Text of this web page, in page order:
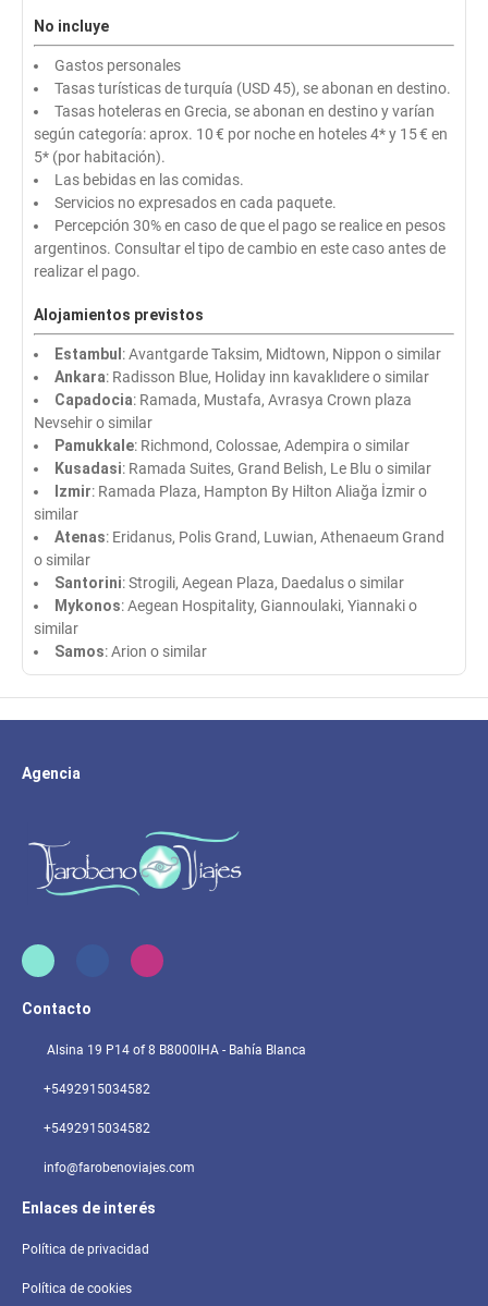
No incluye
Gastos personales
Tasas turísticas de turquía (USD 45), se abonan en destino.
Tasas hoteleras en Grecia, se abonan en destino y varían
según categoría: aprox. 10 € por noche en hoteles 4* y 15 € en
5* (por habitación).
Las bebidas en las comidas.
Servicios no expresados en cada paquete.
Percepción 30% en caso de que el pago se realice en pesos
argentinos. Consultar el tipo de cambio en este caso antes de
realizar el pago.
Alojamientos previstos
Estambul : Avantgarde Taksim, Midtown, Nippon o similar
Ankara: Radisson Blue, Holiday inn kavaklıdere o similar
Capadocia: Ramada, Mustafa, Avrasya Crown plaza
Nevsehir o similar
Pamukkale: Richmond, Colossae, Adempira o similar
Kusadasi: Ramada Suites, Grand Belish, Le Blu o similar
Izmir: Ramada Plaza, Hampton By Hilton Aliağa İzmir o
similar
Atenas: Eridanus, Polis Grand, Luwian, Athenaeum Grand
o similar
Santorini: Strogili, Aegean Plaza, Daedalus o similar
Mykonos: Aegean Hospitality, Giannoulaki, Yiannaki o
similar
Samos: Arion o similar
Agencia
Contacto
Alsina 19 P14 of 8 B8000IHA - Bahía Blanca
+5492915034582
+5492915034582
info@farobenoviajes.com
Enlaces de interés
Política de privacidad
Política de cookies